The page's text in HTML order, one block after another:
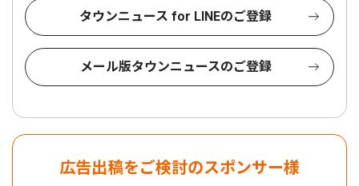
タウンニュース for LINEのご登録
メール版タウンニュースのご登録
広告出稿をご検討のスポンサー様